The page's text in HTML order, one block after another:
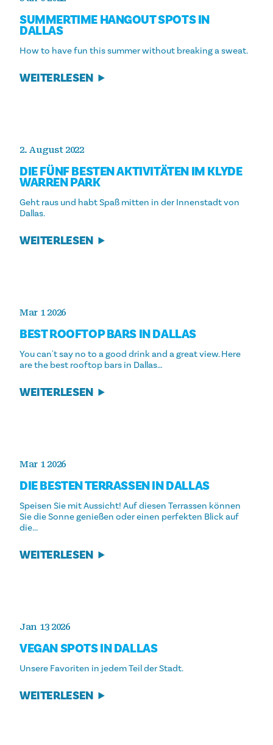
SUMMERTIME HANGOUT SPOTS IN
DALLAS
How to have fun this summer without breaking a sweat.
WEITERLESEN
2. August 2022
DIE FÜNF BESTEN AKTIVITÄTEN IM KLYDE
WARREN PARK
Geht raus und habt Spaß mitten in der Innenstadt von
Dallas.
WEITERLESEN
Mar 1 2026
BEST ROOFTOP BARS IN DALLAS
You can't say no to a good drink and a great view. Here
are the best rooftop bars in Dallas…
WEITERLESEN
Mar 1 2026
DIE BESTEN TERRASSEN IN DALLAS
Speisen Sie mit Aussicht! Auf diesen Terrassen können
Sie die Sonne genießen oder einen perfekten Blick auf
die...
WEITERLESEN
Jan 13 2026
VEGAN SPOTS IN DALLAS
Unsere Favoriten in jedem Teil der Stadt.
WEITERLESEN